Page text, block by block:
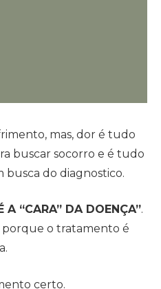
mas, dor é tudo
buscar socorro e é tudo
busca do diagnostico.
É A “CARA” DA DOENÇA”.
porque o tratamento é
certo.